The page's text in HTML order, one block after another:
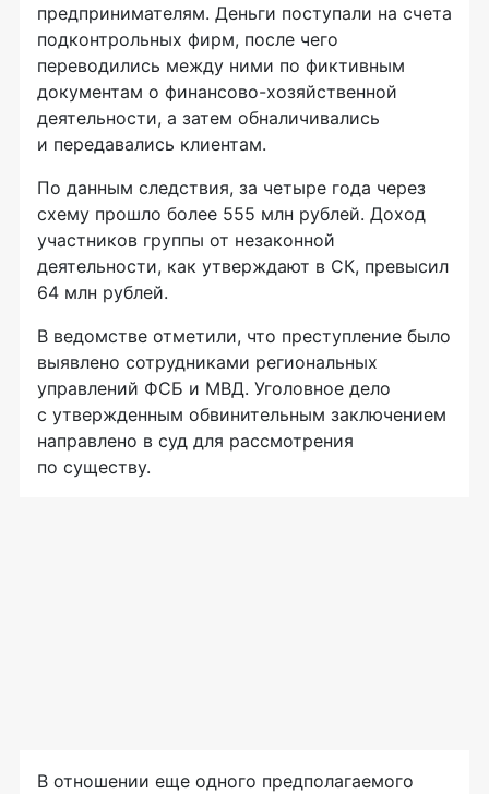
предпринимателям. Деньги поступали на счета
подконтрольных фирм, после чего
переводились между ними по фиктивным
документам о финансово-хозяйственной
деятельности, а затем обналичивались
и передавались клиентам.
По данным следствия, за четыре года через
схему прошло более 555 млн рублей. Доход
участников группы от незаконной
деятельности, как утверждают в СК, превысил
64 млн рублей.
В ведомстве отметили, что преступление было
выявлено сотрудниками региональных
управлений ФСБ и МВД. Уголовное дело
с утвержденным обвинительным заключением
направлено в суд для рассмотрения
по существу.
В отношении еще одного предполагаемого